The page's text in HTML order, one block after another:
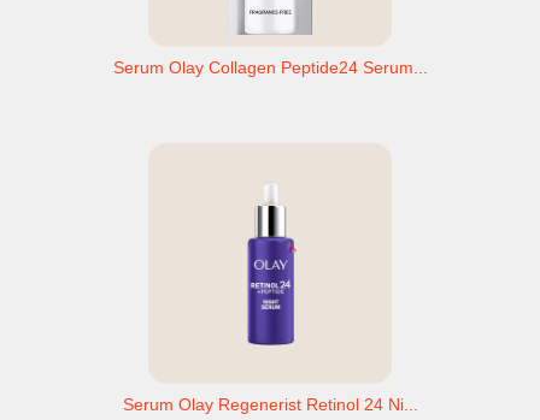
Serum Olay Collagen Peptide24 Serum...
Serum Olay Regenerist Retinol 24 Ni...